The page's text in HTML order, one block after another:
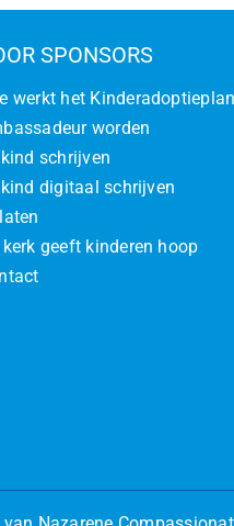
SPONSORS
werkt het
worden
schrijven
digitaal schrijven
kerk geeft kinderen hoop